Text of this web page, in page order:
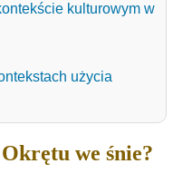
kulturowym w
użycia
we śnie?